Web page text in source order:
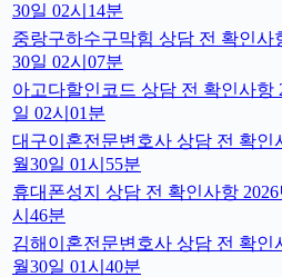
30일 02시14분
중랑구하수구막힘 상담 전 확인사
30일 02시07분
아고다할인코드 상담 전 확인사항
일 02시01분
대구이혼전문변호사 상담 전 확인
월30일 01시55분
휴대폰성지 상담 전 확인사항 2026
시46분
김해이혼전문변호사 상담 전 확인
월30일 01시40분